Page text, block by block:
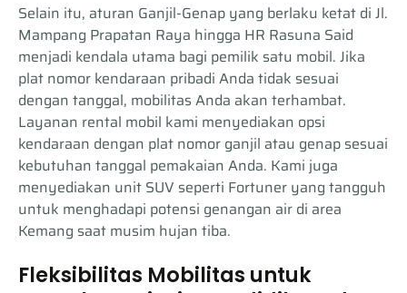
Selain itu, aturan Ganjil-Genap yang berlaku ketat di Jl.
Mampang Prapatan Raya hingga HR Rasuna Said
menjadi kendala utama bagi pemilik satu mobil. Jika
plat nomor kendaraan pribadi Anda tidak sesuai
dengan tanggal, mobilitas Anda akan terhambat.
Layanan rental mobil kami menyediakan opsi
kendaraan dengan plat nomor ganjil atau genap sesuai
kebutuhan tanggal pemakaian Anda. Kami juga
menyediakan unit SUV seperti Fortuner yang tangguh
untuk menghadapi potensi genangan air di area
Kemang saat musim hujan tiba.
Fleksibilitas Mobilitas untuk